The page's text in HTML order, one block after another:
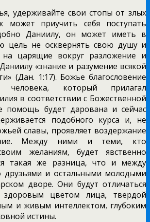
удерживайте свои стопы от злых
может приучить себя поступать
Даниилу, он может иметь в
цель не осквернять свою душу и
на царящие вокруг разложение и
«знание и разумение всякой
(Дан. 1:17). Божье благословение
который прилагал
в соответствии с Божественной
помощь будет дарована и сейчас
подобного курса и, не
славы, проявляет воздержание
Между ними и теми, кто
желаниям, будет явственно
такая же разница, что и между
друзьями и остальными молодыми
дворе. Они будут отличаться
цветом лица, твердой
и живым интеллектом, глубоким
истины.